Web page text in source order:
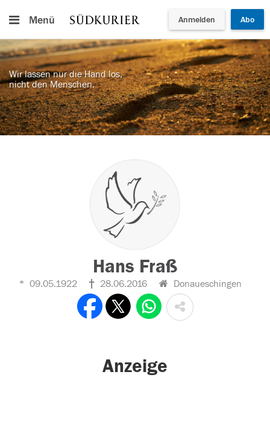
Menü Anmelden Abo
Wir lassen nur die Hand los,
nicht den Menschen.
Hans Fraß
09.05.1922 28.06.2016 Donaueschingen
Anzeige